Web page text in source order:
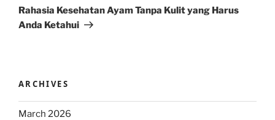
Post
Rahasia Kesehatan Ayam Tanpa Kulit yang Harus
Anda Ketahui
ARCHIVES
March 2026